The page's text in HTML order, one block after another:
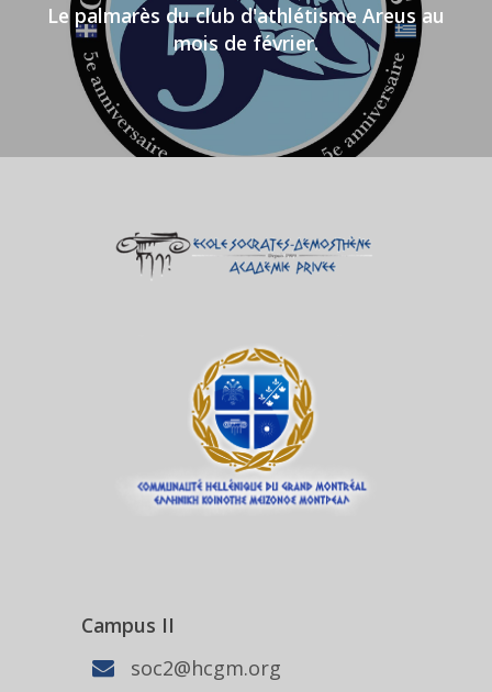
Le palmarès du club d'athlétisme Areus au
mois de février.
Campus II
soc2@hcgm.org